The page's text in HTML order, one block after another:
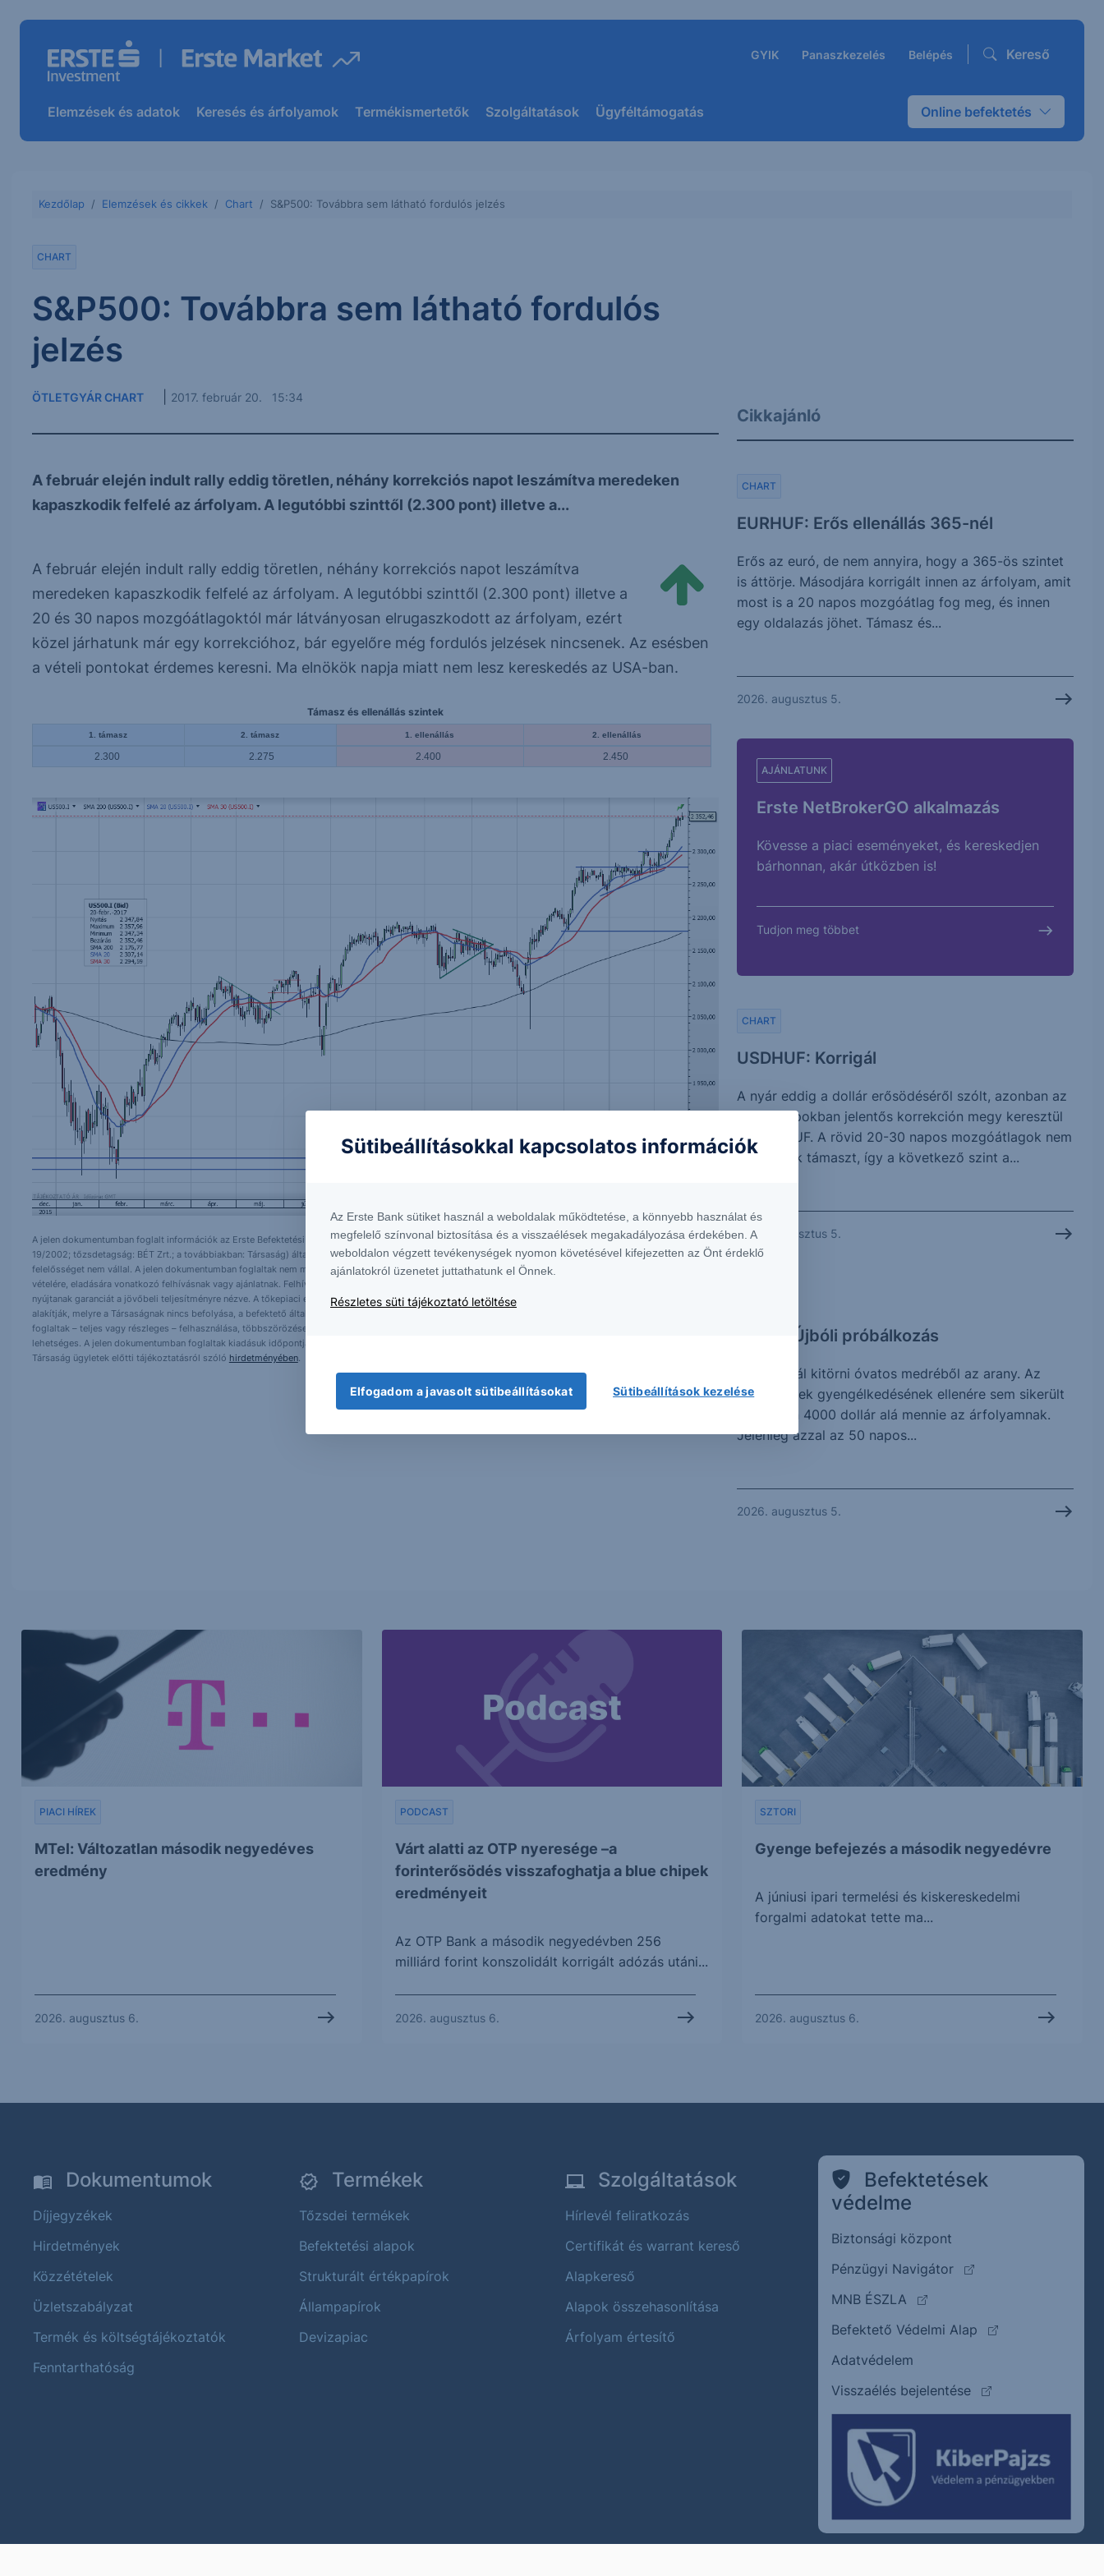
GYIK Panaszkezelés Belépés Kereső
Elemzések és adatok Keresés és árfolyamok Termékismertetők Szolgáltatások Ügyféltámogatás Online befektetés
Kezdőlap Elemzések és cikkek Chart S&P500: Továbbra sem látható fordulós jelzés
CHART
S&P500: Továbbra sem látható fordulós
jelzés
ÖTLETGYÁR CHART 2017. február 20. 15:34
A február elején indult rally eddig töretlen, néhány korrekciós napot leszámítva meredeken
kapaszkodik felfelé az árfolyam. A legutóbbi szinttől (2.300 pont) illetve a...
A február elején indult rally eddig töretlen, néhány korrekciós napot leszámítva
meredeken kapaszkodik felfelé az árfolyam. A legutóbbi szinttől (2.300 pont) illetve a
20 és 30 napos mozgóátlagoktól már látványosan elrugaszkodott az árfolyam, ezért
közel járhatunk már egy korrekcióhoz, bár egyelőre még fordulós jelzések nincsenek. Az esésben
a vételi pontokat érdemes keresni. Ma elnökök napja miatt nem lesz kereskedés az USA-ban.
Támasz és ellenállás szintek
1. támasz 2. támasz 1. ellenállás 2. ellenállás
2.300 2.275 2.400 2.450
A jelen dokumentumban foglalt információk az Erste Befektetési Zrt. (székhely: 1138 Budapest, Népfürdő u. 24-26.; tev. eng. szám: E-III/324/2008 és III/75.005-
19/2002; tőzsdetagság: BÉT Zrt.; a továbbiakban: Társaság) által hitelesnek tartott forrásokon alapulnak, de azokért a Társaság szavatosságot vagy
felelősséget nem vállal. A jelen dokumentumban foglaltak nem minősíthetők befektetésre való ösztönzésnek, befektetési tanácsadásnak, értékpapír jegyzésére,
vételére, eladására vonatkozó felhívásnak vagy ajánlatnak. Felhívjuk szíves figyelmét arra, hogy a múltbeli teljesítmények, illetve jövőbeli becslések nem
nyújtanak garanciát a jövőbeli teljesítményre nézve. A tőkepiaci és makrogazdasági helyzetet, a befektetések és azok hozamai alakulását olyan tényezők
alakítják, melyre a Társaságnak nincs befolyása, a befektető által hozott döntés következményei a Társaságra nem háríthatók át. A jelen dokumentumban
foglaltak – teljes vagy részleges – felhasználása, többszörözése, publikálása, átdolgozása, terjesztése kizárólag a Társaság előzetes írásos engedélyével
lehetséges. A jelen dokumentumban foglaltak kiadásuk időpontjában érvényesek. További részletek:
Társaság ügyletek előtti tájékoztatásról szóló hirdetményében.
Cikkajánló
EURHUF: Erős ellenállás 365-nél
CHART
Erős az euró, de nem annyira, hogy a 365-ös szintet
is áttörje. Másodjára korrigált innen az árfolyam, amit
most is a 20 napos mozgóátlag fog meg, és innen
egy oldalazás jöhet. Támasz és...
2026. augusztus 5.
AJÁNLATUNK
Erste NetBrokerGO alkalmazás
Kövesse a piaci eseményeket, és kereskedjen
bárhonnan, akár útközben is!
Tudjon meg többet
USDHUF: Korrigál
CHART
A nyár eddig a dollár erősödéséről szólt, azonban az
elmúlt napokban jelentős korrekción megy keresztül
az USDHUF. A rövid 20-30 napos mozgóátlagok nem
jelentettek támaszt, így a következő szint a...
2026. augusztus 5.
Arany: Újbóli próbálkozás
Újra próbál kitörni óvatos medréből az arany. Az
elmúlt hetek gyengélkedésének ellenére sem sikerült
érdemben 4000 dollár alá mennie az árfolyamnak.
Jelenleg azzal az 50 napos...
2026. augusztus 5.
MTel: Változatlan második negyedéves
eredmény
PIACI HÍREK
2026. augusztus 6.
Várt alatti az OTP nyeresége –a
forinterősödés visszafoghatja a blue chipek
eredményeit
PODCAST
Az OTP Bank a második negyedévben 256
milliárd forint konszolidált korrigált adózás utáni...
2026. augusztus 6.
Gyenge befejezés a második negyedévre
SZTORI
A júniusi ipari termelési és kiskereskedelmi
forgalmi adatokat tette ma...
2026. augusztus 6.
Dokumentumok
Díjjegyzékek
Hirdetmények
Közzétételek
Üzletszabályzat
Termék és költségtájékoztatók
Fenntarthatóság
Termékek
Tőzsdei termékek
Befektetési alapok
Strukturált értékpapírok
Állampapírok
Devizapiac
Szolgáltatások
Hírlevél feliratkozás
Certifikát és warrant kereső
Alapkereső
Alapok összehasonlítása
Árfolyam értesítő
Befektetések
védelme
Biztonsági központ
Pénzügyi Navigátor
(külső oldalra ugrik)
MNB ÉSZLA
(külső oldalra ugrik)
Befektető Védelmi Alap
(külső oldalra
Adatvédelem
Visszaélés bejelentése
(külső oldalra ugrik)
Sütibeállításokkal kapcsolatos információk
Az Erste Bank sütiket használ a weboldalak működtetése, a könnyebb használat és
megfelelő színvonal biztosítása és a visszaélések megakadályozása érdekében. A
weboldalon végzett tevékenységek nyomon követésével kifejezetten az Önt érdeklő
ajánlatokról üzenetet juttathatunk el Önnek.
Részletes süti tájékoztató letöltése
Elfogadom a javasolt sütibeállításokat Sütibeállítások kezelése